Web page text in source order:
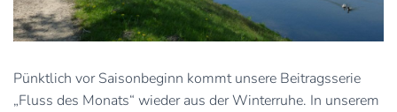
Pünktlich vor Saisonbeginn kommt unsere Beitragsserie
„Fluss des Monats“ wieder aus der Winterruhe. In unserem